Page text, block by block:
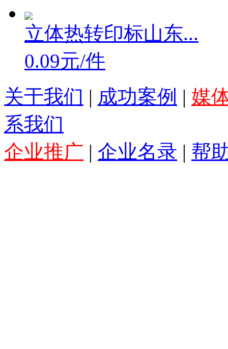
立体热转印标山东...
0.09元/件
关于我们 | 成功案例 | 媒
系我们
企业推广 | 企业名录 | 帮